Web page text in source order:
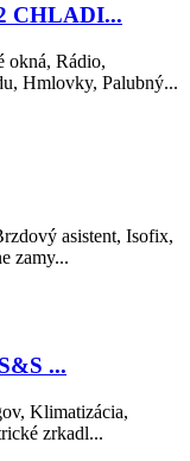
CHLADI...
okná, Rádio,
Hmlovky, Palubný...
asistent, Isofix,
zamy...
...
Klimatizácia,
zrkadl...